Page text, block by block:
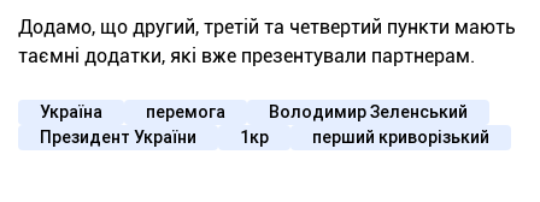
Додамо, що другий, третій та четвертий пункти мають
таємні додатки, які вже презентували партнерам.
Україна перемога
Володимир Зеленський
Президент України
1кр перший криворізький